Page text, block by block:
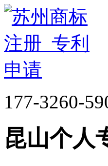
177-3260-
昆山个人